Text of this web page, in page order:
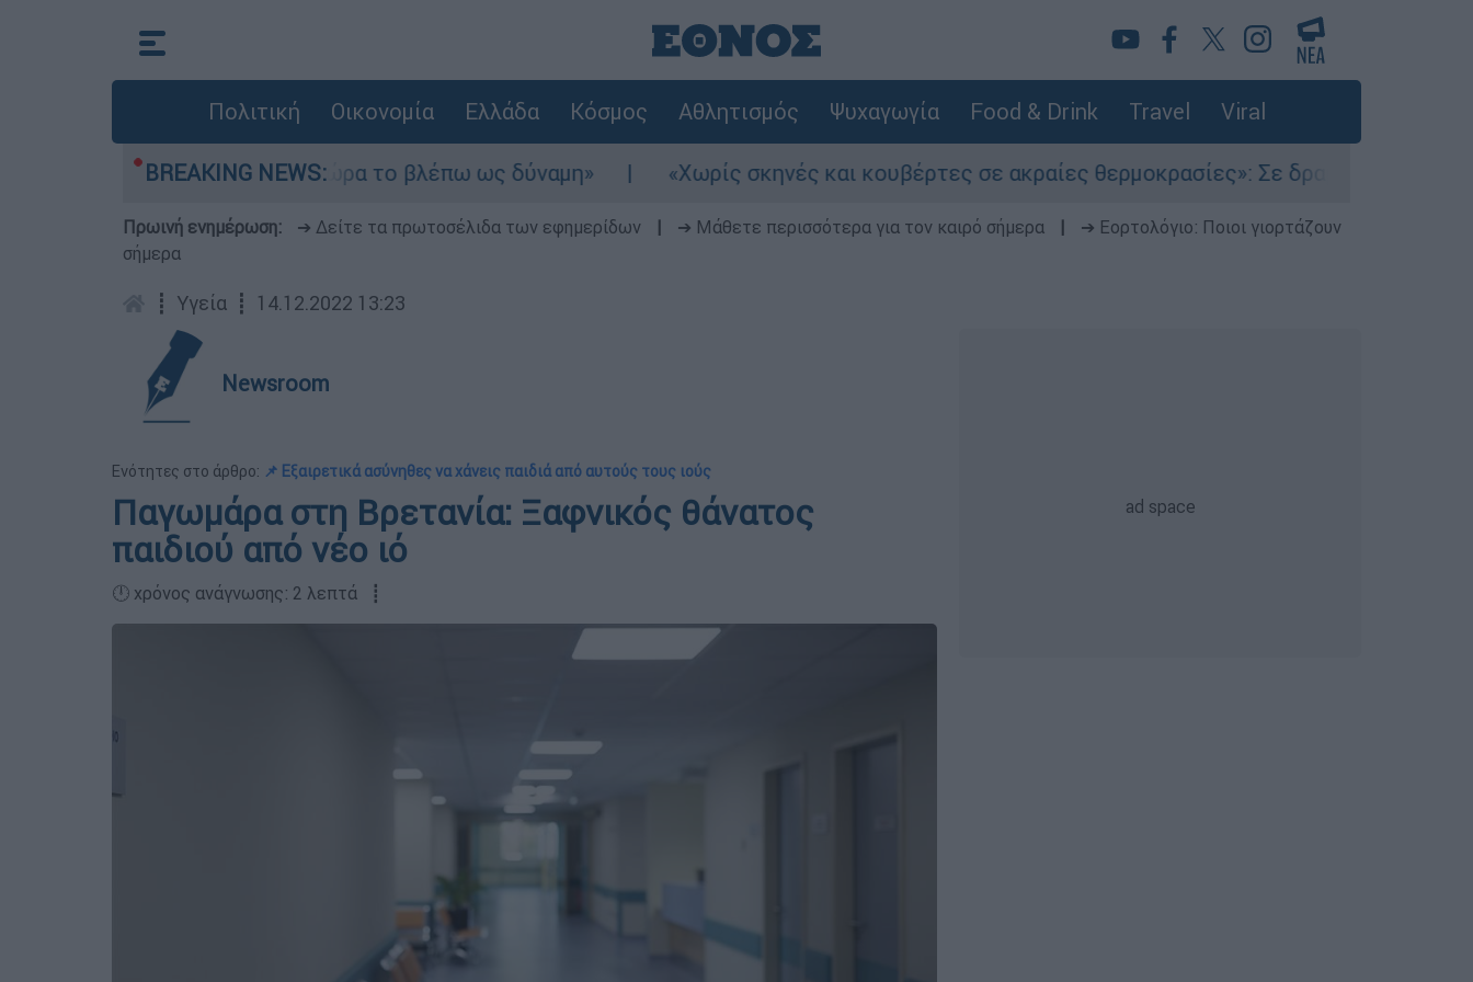
Πολιτική Οικονομία Ελλάδα Κόσμος Αθλητισμός Ψυχαγωγία Food & Drink Travel Viral
BREAKING NEWS:
ήταν αδυναμία, τώρα το βλέπω ως δύναμη» «Χωρίς σκηνές και κουβέρτες σε ακραίες θερμοκρασίες»: Σε δραματικές συνθήκες
Πρωινή ενημέρωση: ➔ Δείτε τα πρωτοσέλιδα των εφημερίδων ➔ Μάθετε περισσότερα για τον καιρό σήμερα
➔ Εορτολόγιο: Ποιοι γιορτάζουν
σήμερα
┋ Υγεία ┋ 14.12.2022 13:23
Newsroom
Ενότητες στο άρθρο: 📌 Εξαιρετικά ασύνηθες να χάνεις παιδιά από αυτούς τους ιούς
Παγωμάρα στη Βρετανία: Ξαφνικός θάνατος
παιδιού από νέο ιό
🕛 χρόνος ανάγνωσης: 2 λεπτά ┋